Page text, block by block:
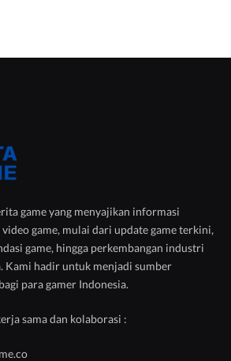
game yang menyajikan informasi
game, mulai dari update game terkini,
game, hingga perkembangan industri
Kami hadir untuk menjadi sumber
para gamer Indonesia.
sama dan kolaborasi :